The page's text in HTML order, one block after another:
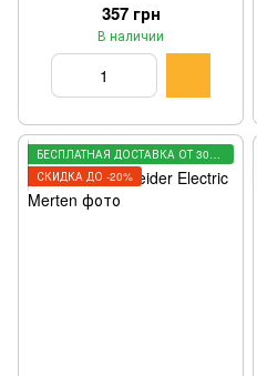
357 грн
В наличии
БЕСПЛАТНАЯ ДОСТАВКА ОТ 3000 ГРН
СКИДКА ДО -20%